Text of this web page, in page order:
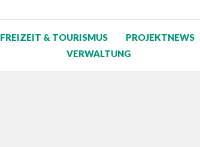
FREIZEIT & TOURISMUS PROJEKTNEWS
VERWALTUNG